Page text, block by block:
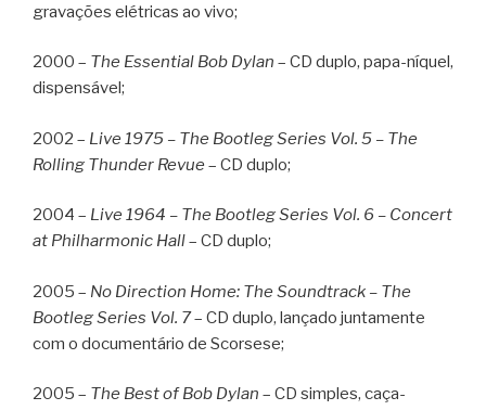
gravações elétricas ao vivo;
2000 – The Essential Bob Dylan – CD duplo, papa-níquel,
dispensável;
2002 – Live 1975 – The Bootleg Series Vol. 5 – The
Rolling Thunder Revue – CD duplo;
2004 – Live 1964 – The Bootleg Series Vol. 6 – Concert
at Philharmonic Hall– CD duplo;
2005 – No Direction Home: The Soundtrack – The
Bootleg Series Vol. 7– CD duplo, lançado juntamente
com o documentário de Scorsese;
2005 – The Best of Bob Dylan – CD simples, caça-